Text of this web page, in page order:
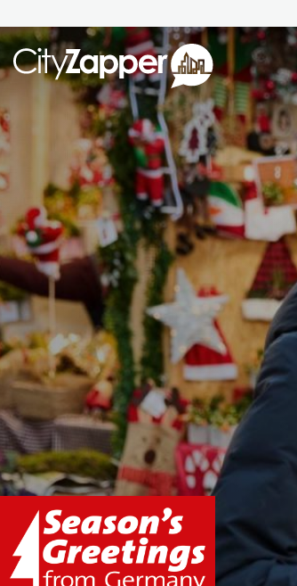
Alle steden
Nederland
België
Duitsland
Europa
Noord-Amerika
Azië
Andere wereldsteden
Uitgelichte bestemmingen